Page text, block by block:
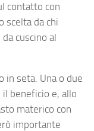
contatto con
scelta da chi
cuscino al
seta. Una o due
beneficio e, allo
materico con
importante